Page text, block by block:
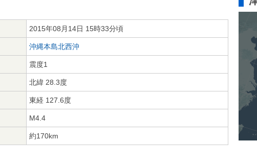
2015年08月14日 15時33分頃
沖縄本島北西沖
震度1
北緯 28.3度
東経 127.6度
M4.4
約170km